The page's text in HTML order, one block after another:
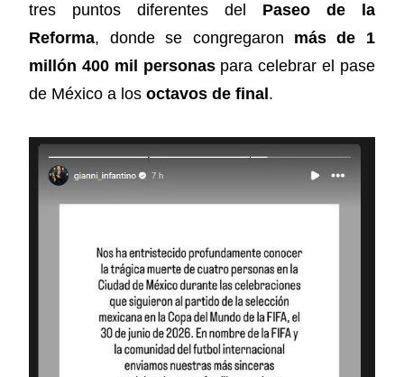
tres puntos diferentes del Paseo de la
Reforma, donde se congregaron más de 1
millón 400 mil personaspara celebrar el pase
de México a losoctavos de final .